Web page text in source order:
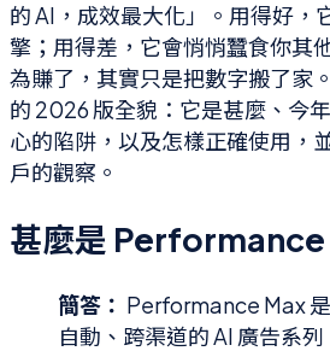
的 AI，成效最大化」。用得好，
擎；用得差，它會悄悄蠶食你其
為賺了，其實只是把數字搬了家
的 2026 版全貌：它是甚麼、今
心的陷阱，以及怎樣正確使用，
戶的觀察。
甚麼是 Performance
簡答： Performance Max
自動、跨渠道的 AI 廣告系